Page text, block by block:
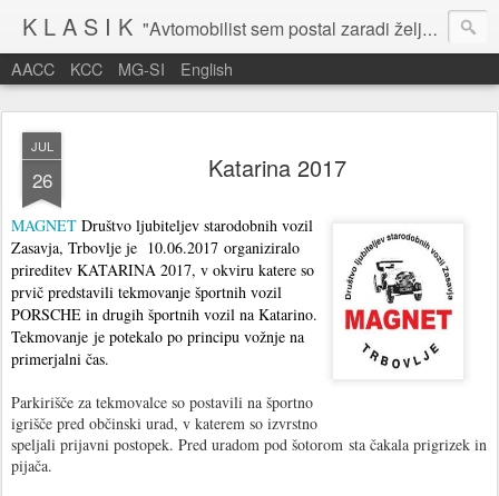
K L A S I K "Avtomobilist sem postal zaradi želje po potovanju in dejavnosti v prostem času." Baron Anton Codelli
AACC KCC MG-SI English
JUL
26 Katarina 2017
MAGNET Društvo ljubiteljev starodobnih vozil
Zasavja, Trbovlje je 10.06.2017 organiziralo
prireditev KATARINA 2017, v okviru katere so
prvič predstavili tekmovanje športnih vozil
PORSCHE in drugih športnih vozil na Katarino.
Tekmovanje je potekalo po principu vožnje na
primerjalni čas.
Parkirišče za tekmovalce so postavili na športno
igrišče pred občinski urad, v katerem so izvrstno
speljali prijavni postopek. Pred uradom pod šotorom sta čakala prigrizek in
pijača.